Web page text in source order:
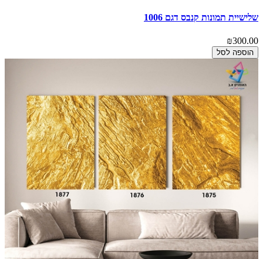
שלישיית תמונות קנבס דגם 1006
₪300.00
הוספה לסל